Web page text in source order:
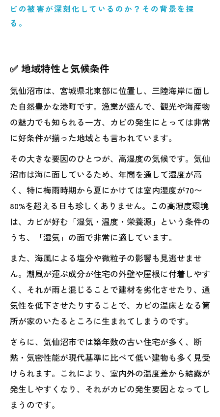
早めに
ビの被害が深刻化しているのか？その背景を探
る。
✅ 地域特性と気候条件
気仙沼市は、宮城県北東部に位置し、三陸海岸に面し
た自然豊かな港町です。漁業が盛んで、観光や海産物
の魅力でも知られる一方、カビの発生にとっては非常
に好条件が揃った地域とも言われています。
その大きな要因のひとつが、高湿度の気候です。気仙
沼市は海に面しているため、年間を通して湿度が高
く、特に梅雨時期から夏にかけては室内湿度が70〜
80%を超える日も珍しくありません。この高湿度環境
は、カビが好む「湿気・温度・栄養源」という条件の
うち、「湿気」の面で非常に適しています。
また、海風による塩分や微粒子の影響も見逃せませ
ん。潮風が運ぶ成分が住宅の外壁や屋根に付着しやす
く、それが雨と混じることで建材を劣化させたり、通
気性を低下させたりすることで、カビの温床となる箇
所が家のいたるところに生まれてしまうのです。
さらに、気仙沼市では築年数の古い住宅が多く、断
熱・気密性能が現代基準に比べて低い建物も多く見受
けられます。これにより、室内外の温度差から結露が
発生しやすくなり、それがカビの発生要因となってし
まうのです。